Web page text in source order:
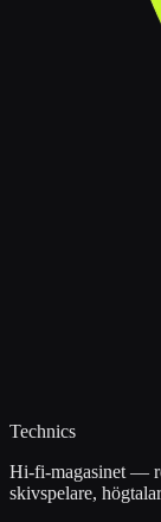
Technics
Hi-fi-magasinet —
skivspelare,